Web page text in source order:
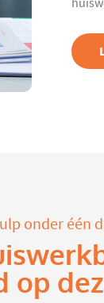
onder één
op